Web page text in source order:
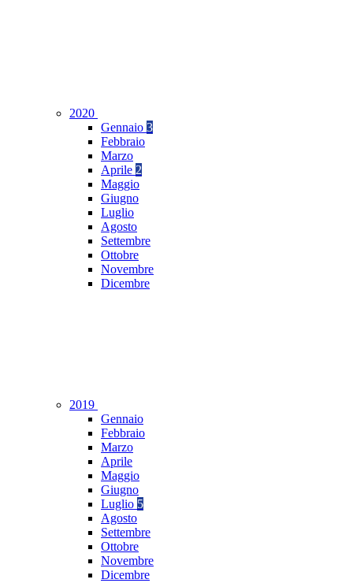
2020
Gennaio 3
Febbraio
Marzo
Aprile 2
Maggio
Giugno
Luglio
Agosto
Settembre
Ottobre
Novembre
Dicembre
2019
Gennaio
Febbraio
Marzo
Aprile
Maggio
Giugno
Luglio 5
Agosto
Settembre
Ottobre
Novembre
Dicembre